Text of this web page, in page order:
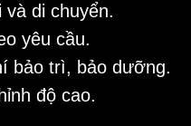
và di chuyển.
yêu cầu.
bảo trì, bảo dưỡng.
độ cao.